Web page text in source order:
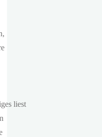
liest